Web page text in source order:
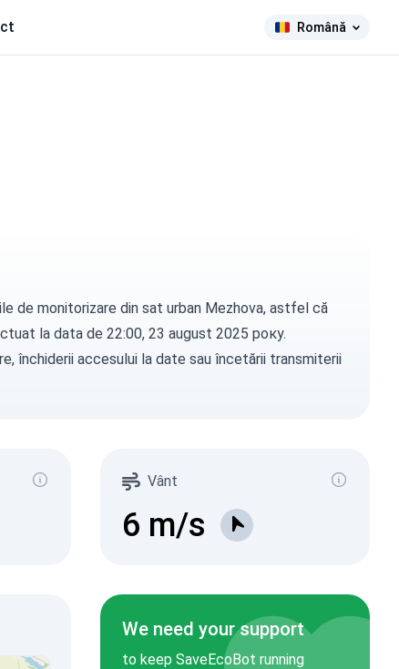
Română
de monitorizare din sat urban Mezhova, astfel că
la data de 22:00, 23 august 2025 року.
închiderii accesului la date sau încetării transmiterii
Vânt
6 m/s
We need your support
to keep SaveEcoBot running